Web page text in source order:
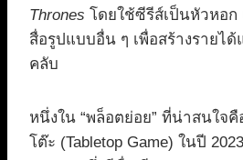
Thrones โดยใช้ซีรีส์เป็นหัวหอ
สื่อรูปแบบอื่น ๆ เพื่อสร้างรายไ
คลับ
หนึ่งใน “พล็อตย่อย” ที่น่าสนใจ
โต๊ะ (Tabletop Game) ในปี